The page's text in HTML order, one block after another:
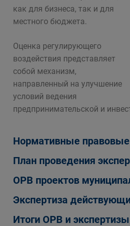
как для бизнеса, так и для
местного бюджета.
Оценка регулирующего
воздействия представляет
собой механизм,
направленный на улучшение
условий ведения
предпринимательской и
Нормативные
План проведения
ОРВ проектов
Экспертиза
Итоги ОРВ и